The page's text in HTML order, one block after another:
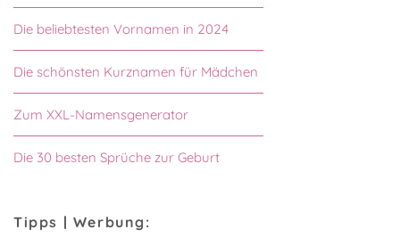
Die beliebtesten Vornamen in 2024
Die schönsten Kurznamen für Mädchen
Zum XXL-Namensgenerator
Die 30 besten Sprüche zur Geburt
Tipps | Werbung: